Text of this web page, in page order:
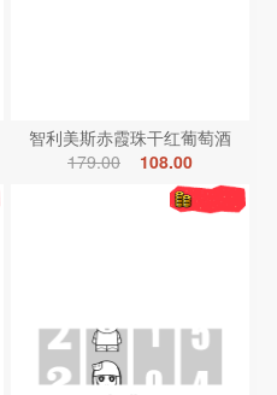
智利美斯赤霞珠干红葡萄酒
179.00
108.00